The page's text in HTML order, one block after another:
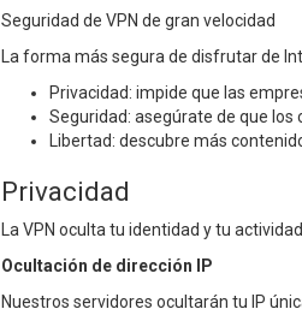
Seguridad de VPN de gran velocidad
La forma más segura de disfrutar de
Privacidad: impide que las
Seguridad: asegúrate de que
Libertad: descubre más
Privacidad
La VPN oculta tu identidad y tu
Ocultación de dirección IP
Nuestros servidores ocultarán tu IP